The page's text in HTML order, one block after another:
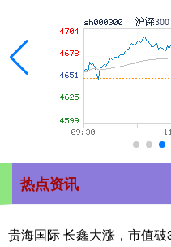
热点资讯
贵海国际 长鑫大涨，市值